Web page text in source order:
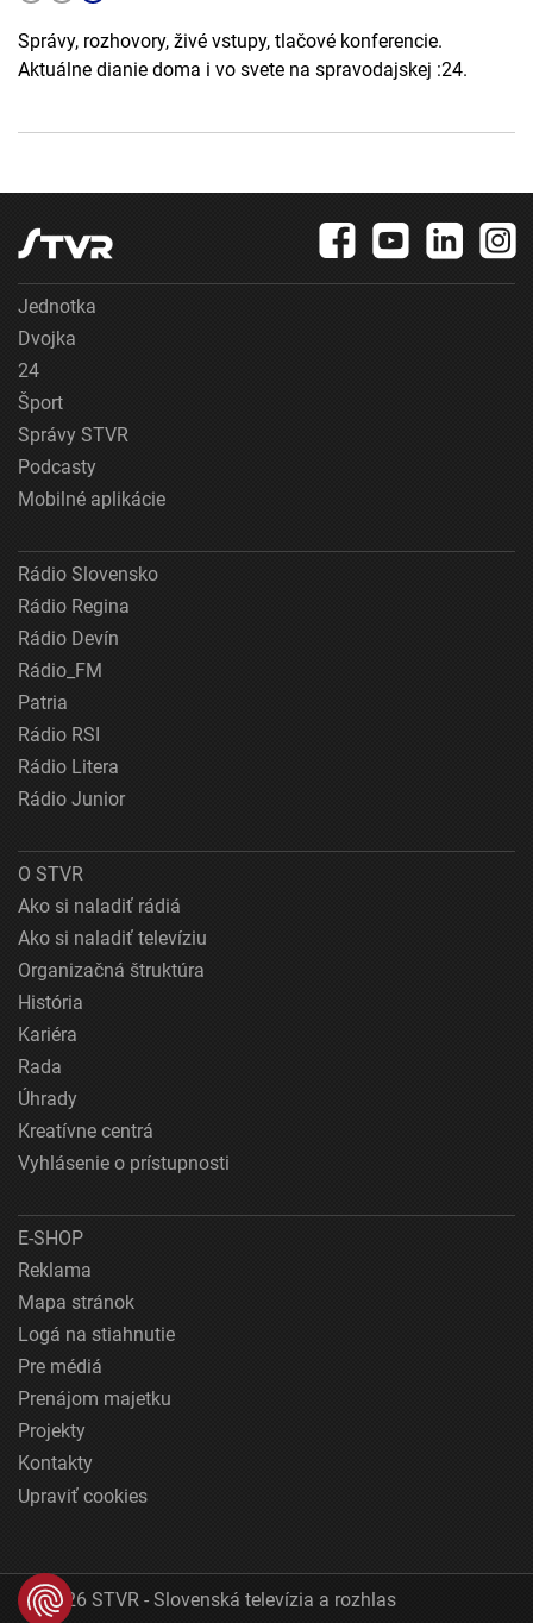
Správy, rozhovory, živé vstupy, tlačové konferencie.
Aktuálne dianie doma i vo svete na spravodajskej :24.
Jednotka
Dvojka
24
Šport
Správy STVR
Podcasty
Mobilné aplikácie
Rádio Slovensko
Rádio Regina
Rádio Devín
Rádio_FM
Patria
Rádio RSI
Rádio Litera
Rádio Junior
O STVR
Ako si naladiť rádiá
Ako si naladiť televíziu
Organizačná štruktúra
História
Kariéra
Rada
Úhrady
Kreatívne centrá
Vyhlásenie o prístupnosti
E-SHOP
Reklama
Mapa stránok
Logá na stiahnutie
Pre médiá
Prenájom majetku
Projekty
Kontakty
Upraviť cookies
© 2026 STVR - Slovenská televízia a rozhlas